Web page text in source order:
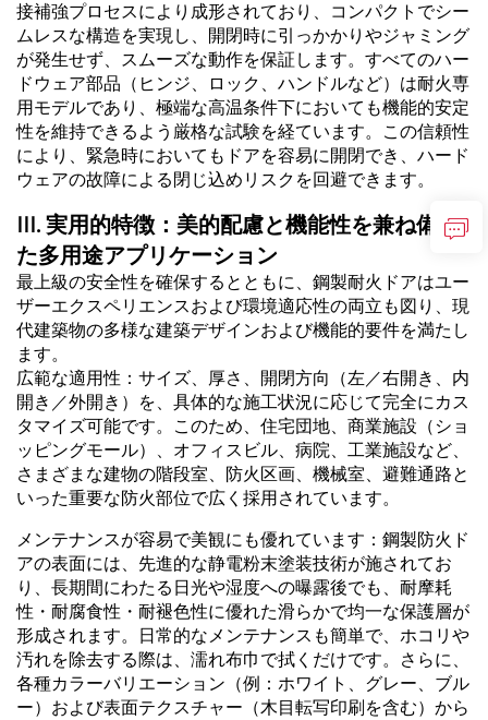
接補強プロセスにより成形されており、コンパクトでシー
ムレスな構造を実現し、開閉時に引っかかりやジャミング
が発生せず、スムーズな動作を保証します。すべてのハー
ドウェア部品（ヒンジ、ロック、ハンドルなど）は耐火専
用モデルであり、極端な高温条件下においても機能的安定
性を維持できるよう厳格な試験を経ています。この信頼性
により、緊急時においてもドアを容易に開閉でき、ハード
ウェアの故障による閉じ込めリスクを回避できます。
III. 実用的特徴：美的配慮と機能性を兼ね備え
た多用途アプリケーション
最上級の安全性を確保するとともに、鋼製耐火ドアはユー
ザーエクスペリエンスおよび環境適応性の両立も図り、現
代建築物の多様な建築デザインおよび機能的要件を満たし
ます。
広範な適用性：サイズ、厚さ、開閉方向（左／右開き、内
開き／外開き）を、具体的な施工状況に応じて完全にカス
タマイズ可能です。このため、住宅団地、商業施設（ショ
ッピングモール）、オフィスビル、病院、工業施設など、
さまざまな建物の階段室、防火区画、機械室、避難通路と
いった重要な防火部位で広く採用されています。
メンテナンスが容易で美観にも優れています：鋼製防火ド
アの表面には、先進的な静電粉末塗装技術が施されてお
り、長期間にわたる日光や湿度への曝露後でも、耐摩耗
性・耐腐食性・耐褪色性に優れた滑らかで均一な保護層が
形成されます。日常的なメンテナンスも簡単で、ホコリや
汚れを除去する際は、濡れ布巾で拭くだけです。さらに、
各種カラーバリエーション（例：ホワイト、グレー、ブル
ー）および表面テクスチャー（木目転写印刷を含む）から